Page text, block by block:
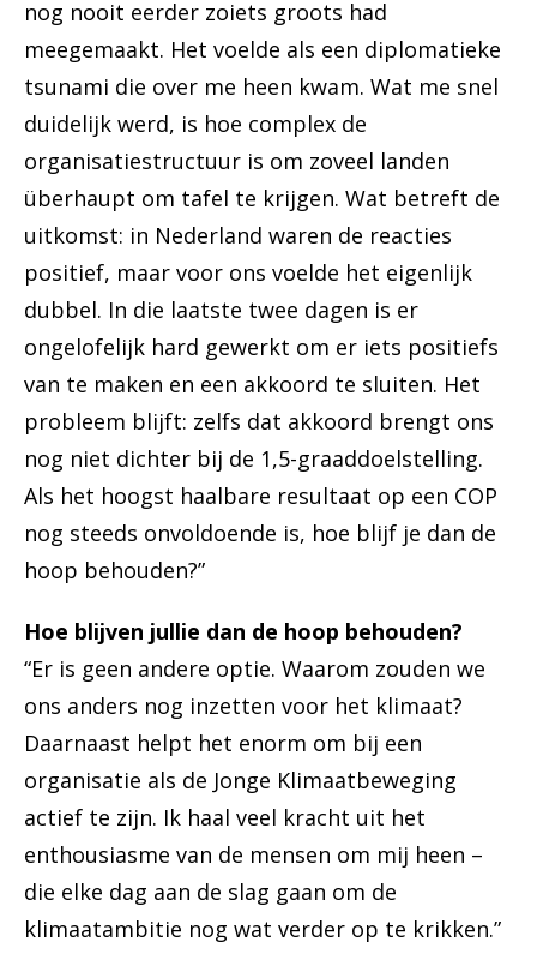
nog nooit eerder zoiets groots had
meegemaakt. Het voelde als een diplomatieke
tsunami die over me heen kwam. Wat me snel
duidelijk werd, is hoe complex de
organisatiestructuur is om zoveel landen
überhaupt om tafel te krijgen. Wat betreft de
uitkomst: in Nederland waren de reacties
positief, maar voor ons voelde het eigenlijk
dubbel. In die laatste twee dagen is er
ongelofelijk hard gewerkt om er iets positiefs
van te maken en een akkoord te sluiten. Het
probleem blijft: zelfs dat akkoord brengt ons
nog niet dichter bij de 1,5-graaddoelstelling.
Als het hoogst haalbare resultaat op een COP
nog steeds onvoldoende is, hoe blijf je dan de
hoop behouden?”
Hoe blijven jullie dan de hoop behouden?
“Er is geen andere optie. Waarom zouden we
ons anders nog inzetten voor het klimaat?
Daarnaast helpt het enorm om bij een
organisatie als de Jonge Klimaatbeweging
actief te zijn. Ik haal veel kracht uit het
enthousiasme van de mensen om mij heen –
die elke dag aan de slag gaan om de
klimaatambitie nog wat verder op te krikken.”